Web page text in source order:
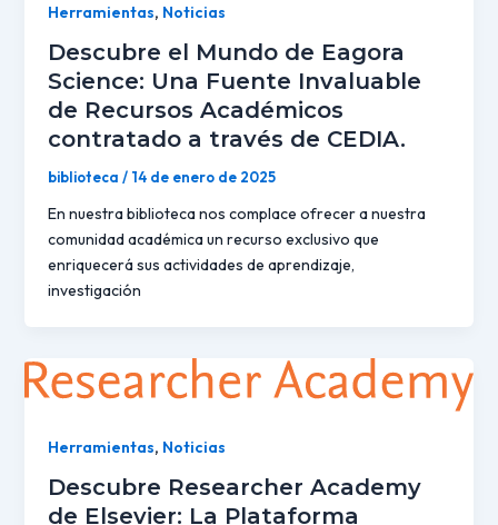
Herramientas, Noticias
Descubre el Mundo de Eagora
Science: Una Fuente Invaluable
de Recursos Académicos
contratado a través de CEDIA.
biblioteca / 14 de enero de 2025
En nuestra biblioteca nos complace ofrecer a nuestra
comunidad académica un recurso exclusivo que
enriquecerá sus actividades de aprendizaje,
investigación
Herramientas, Noticias
Descubre Researcher Academy
de Elsevier: La Plataforma